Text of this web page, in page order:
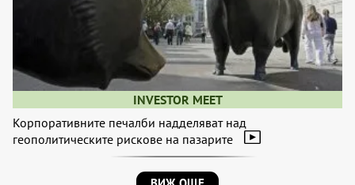
INVESTOR MEET
Корпоративните печалби надделяват над
геополитическите рискове на пазарите